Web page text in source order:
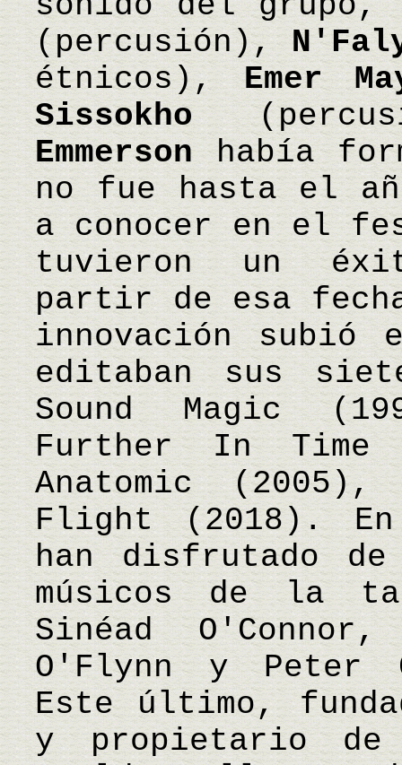
(percusión),
étnicos),Emer
Sissokho
Emmerson había
no fue hasta el
a conocer en el
tuvieron un
partir de esa
innovación subió
editaban sus
Sound Magic
Further In Time
Anatomic
Flight (2018). En
han disfrutado
músicos de la
Sinéad
O'Flynn y Peter
Este último,
y propietario de